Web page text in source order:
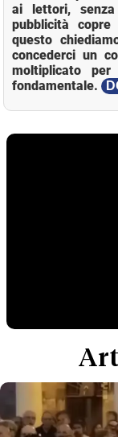
ai lettori, senza
pubblicità
questo
concederci un
moltiplicato
fondamentale.